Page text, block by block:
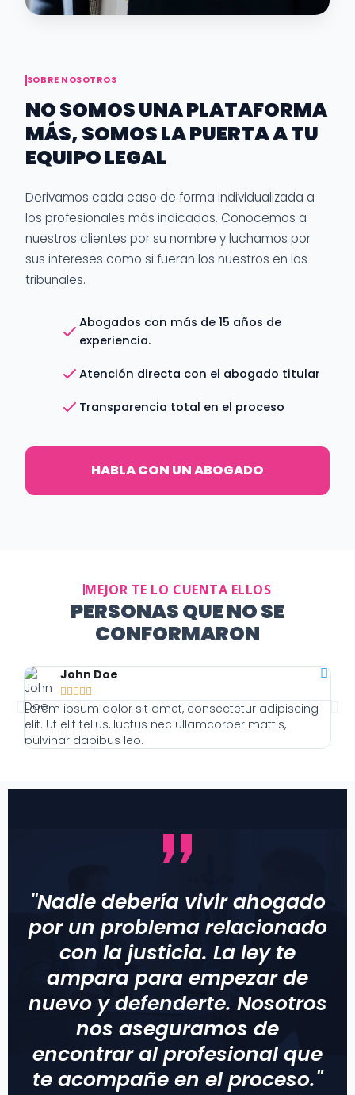
SOBRE NOSOTROS
NO SOMOS UNA PLATAFORMA
MÁS, SOMOS LA PUERTA A TU
EQUIPO LEGAL
Derivamos cada caso de forma individualizada a
los profesionales más indicados. Conocemos a
nuestros clientes por su nombre y luchamos por
sus intereses como si fueran los nuestros en los
tribunales.
Abogados con más de 15 años de
experiencia.
Atención directa con el abogado titular
Transparencia total en el proceso
HABLA CON UN ABOGADO
MEJOR TE LO CUENTA ELLOS
PERSONAS QUE NO SE
CONFORMARON
John Doe

Lorem ipsum dolor sit amet, consectetur adipiscing
elit. Ut elit tellus, luctus nec ullamcorper mattis,
pulvinar dapibus leo.
"Nadie debería vivir ahogado
por un problema relacionado
con la justicia. La ley te
ampara para empezar de
nuevo y defenderte. Nosotros
nos aseguramos de
encontrar al profesional que
te acompañe en el proceso."